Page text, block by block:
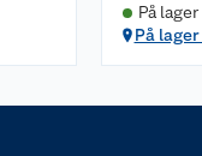
På
På